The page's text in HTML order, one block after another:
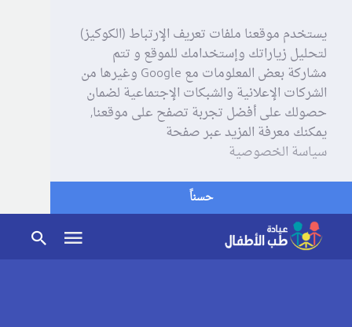
يستخدم موقعنا ملفات تعريف الإرتباط (الكوكيز)
لتحليل زياراتك وإستخدامك للموقع و تتم
مشاركة بعض المعلومات مع Google وغيرها من
الشركات الإعلانية والشبكات الإجتماعية لضمان
حصولك على أفضل تجربة تصفح على موقعنا,
يمكنك معرفة المزيد عبر صفحة
سياسة الخصوصية
حسناً